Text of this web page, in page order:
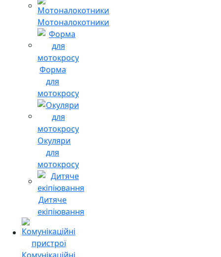
Мотоналокотники
Форма
для
мотокросу
Окуляри
для
мотокросу
Дитяче
екіпіювання
Комунікаційні